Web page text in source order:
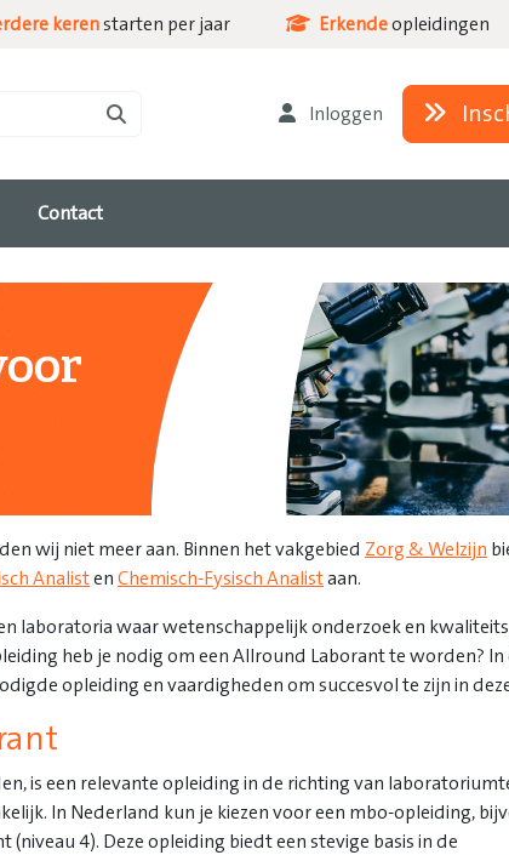
Inloggen
Contact
kerenstarten per jaar Erkendeopleidingen
wij niet meer aan. Binnen het vakgebied Zorg & Welzijn
Analisten Chemisch-Fysisch Analistaan.
laboratoria waar wetenschappelijk onderzoek en
heb je nodig om een Allround Laborant te worden?
opleiding en vaardigheden om succesvol te zijn in
is een relevante opleiding in de richting van
In Nederland kun je kiezen voor een mbo-opleiding,
4). Deze opleiding biedt een stevige basis in de